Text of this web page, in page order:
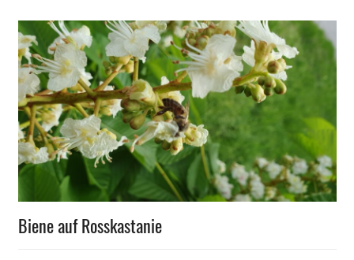
Wissen
Biene auf Rosskastanie